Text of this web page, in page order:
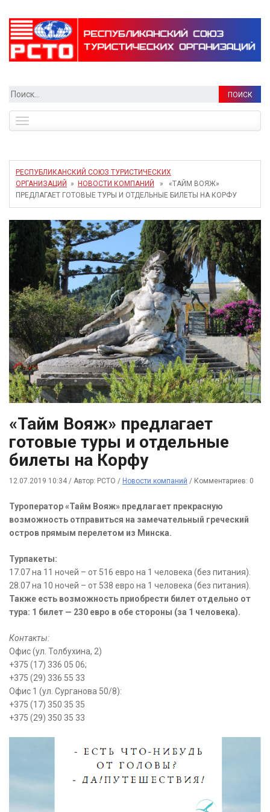
Найти:
navigation
РЕСПУБЛИКАНСКИЙ СОЮЗ ТУРИСТИЧЕСКИХ
ОРГАНИЗАЦИЙ
» НОВОСТИ КОМПАНИЙ
» «ТАЙМ ВОЯЖ»
ПРЕДЛАГАЕТ ГОТОВЫЕ ТУРЫ И ОТДЕЛЬНЫЕ БИЛЕТЫ НА КОРФУ
«Тайм Вояж» предлагает
готовые туры и отдельные
билеты на Корфу
12.07.2019 10:34 / Автор: РСТО / Новости компаний / Комментариев: 0
Туроператор «Тайм Вояж» предлагает прекрасную
возможность отправиться на замечательный греческий
остров прямым перелетом из Минска.
Турпакеты:
17.07 на 11 ночей – от 516 евро на 1 человека (без питания).
28.07 на 10 ночей – от 538 евро на 1 человека (без питания).
Также есть возможность приобрести билет отдельно от
тура: 1 билет — 230 евро в обе стороны (за 1 человека).
Контакты:
Офис (ул. Толбухина, 2)
+375 (17) 336 05 06;
+375 (29) 336 55 33
Офис 1 (ул. Сурганова 50/8):
+375 (17) 350 35 35
+375 (29) 350 35 33